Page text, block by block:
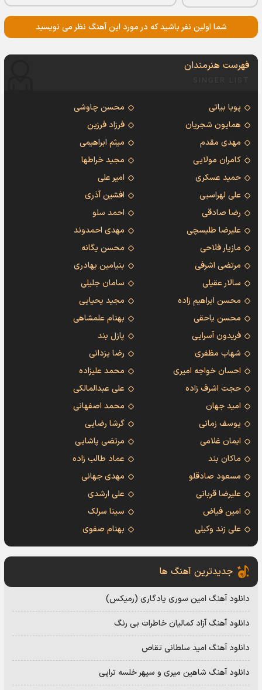
شما اولین نفر باشید که در مورد این آهنگ نظر می نویسید
فهرست هنرمندان
پویا بیاتی
محسن چاوشی
همایون شجریان
فرزاد فرزین
مهدی مقدم
میثم ابراهیمی
کامران مولایی
مجید خراطها
حمید عسکری
امیر علی
علی لهراسبی
افشین آذری
رضا صادقی
احمد سلو
علیرضا طلیسچی
مهدی احمدوند
مازیار فلاحی
محسن یگانه
مرتضی اشرفی
بنیامین بهادری
سالار عقیلی
سامان جلیلی
محسن ابراهیم زاده
مجید یحیایی
محسن یاحقی
بهنام علمشاهی
فریدون آسرایی
پازل بند
شهاب مظفری
رضا یزدانی
احسان خواجه امیری
محمد علیزاده
حجت اشرف زاده
علی عبدالمالکی
امید جهان
محمد اصفهانی
یوسف زمانی
گرشا رضایی
ایمان غلامی
مرتضی پاشایی
ماکان بند
عماد طالب زاده
مسعود صادقلو
مهدی جهانی
علیرضا قربانی
علی ارشدی
امین فیاض
سینا سرلک
علی زند وکیلی
بهنام صفوی
جدیدترین آهنگ ها
دانلود آهنگ امین سوری یادگاری (رمیکس)
دانلود آهنگ آزاد کمالیان خاطرات بی رنگ
دانلود آهنگ امید سلطانی تقاص
دانلود آهنگ شاهین میری و سپهر خلسه تراپی